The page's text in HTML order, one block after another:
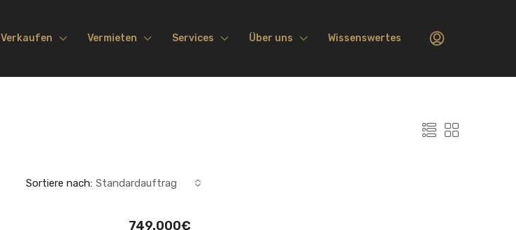
Verkaufen Vermieten Services Über uns Wissenswertes
Sortiere nach: Standardauftrag
749.000€